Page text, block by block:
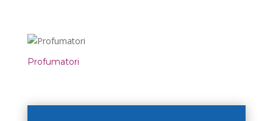
Profumatori